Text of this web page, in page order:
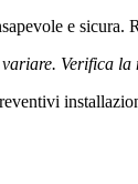
e
Verifica